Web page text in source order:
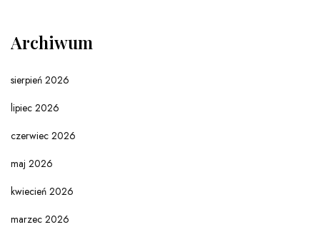
Archiwum
sierpień 2026
lipiec 2026
czerwiec 2026
maj 2026
kwiecień 2026
marzec 2026